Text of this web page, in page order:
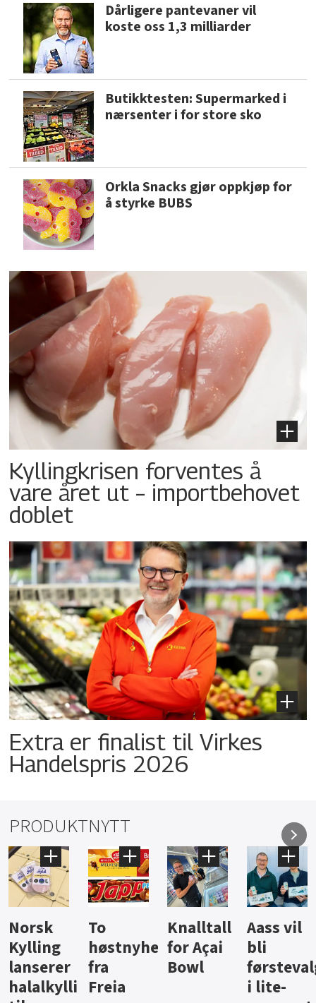
Dårligere pantevaner vil
koste oss 1,3 milliarder
Butikktesten: Supermarked i
nærsenter i for store sko
Orkla Snacks gjør oppkjøp for
å styrke BUBS
Kyllingkrisen forventes å
vare året ut – importbehovet
doblet
Extra er finalist til Virkes
Handelspris 2026
PRODUKTNYTT
Knalltall
for Açai
Bowl
Aass vil
bli
førstevalg
i lite-
Brus og
jus fra
Berentsen
Hard
iste fra
Hansa